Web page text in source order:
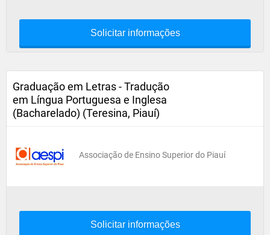
Solicitar informações
Graduação em Letras - Tradução
em Língua Portuguesa e Inglesa
(Bacharelado) (Teresina, Piauí)
Associação de Ensino Superior do Piauí
Solicitar informações